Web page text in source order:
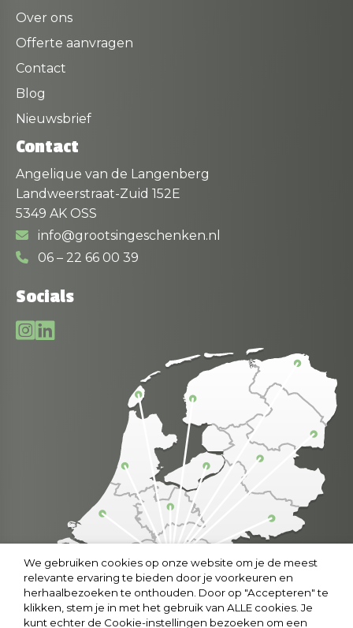
Over ons
Offerte aanvragen
Contact
Blog
Nieuwsbrief
Contact
Angelique van de Langenberg
Landweerstraat-Zuid 152E
5349 AK OSS
info@grootsingeschenken.nl
06 – 22 66 00 39
Socials
We gebruiken cookies op onze website om je de meest
relevante ervaring te bieden door je voorkeuren en
herhaalbezoeken te onthouden. Door op "Accepteren" te
klikken, stem je in met het gebruik van ALLE cookies. Je
kunt echter de Cookie-instellingen bezoeken om een